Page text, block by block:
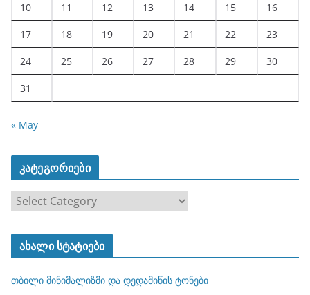
10 11 12 13 14 15 16
17 18 19 20 21 22 23
24 25 26 27 28 29 30
31
« May
კატეგორიები
ა
ტ
ო
ახალი სტატიები
თბილი მინიმალიზმი და დედამიწის ტონები